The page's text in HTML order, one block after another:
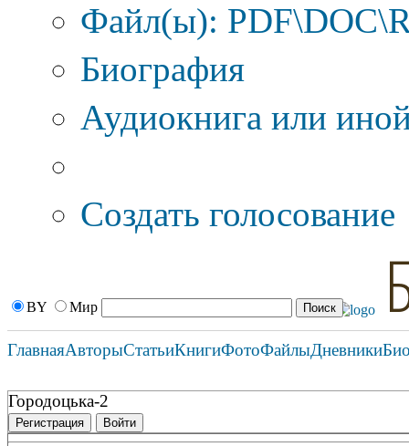
Файл(ы):
Биография
Аудиокнига или
Создать голосование
BY Мир
ГлавнаяАвторыСтатьиКнигиФотоФайлыДневники
Городоцька-2
Регистрация Войти